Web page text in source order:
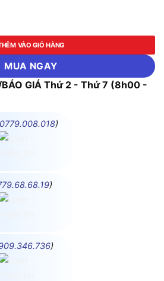
2.2KVA FUSHIN 220V/110V (20A)
VÀO GIỎ HÀNG
MUA NGAY
BÁO GIÁ Thứ 2 - Thứ 7 (8h00 -
0779.008.018)
)
)